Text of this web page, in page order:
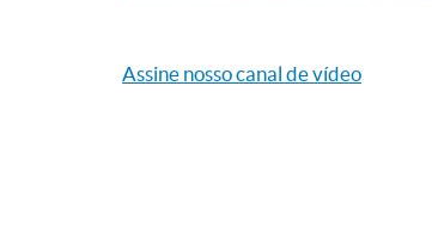
Assine nosso canal de vídeo